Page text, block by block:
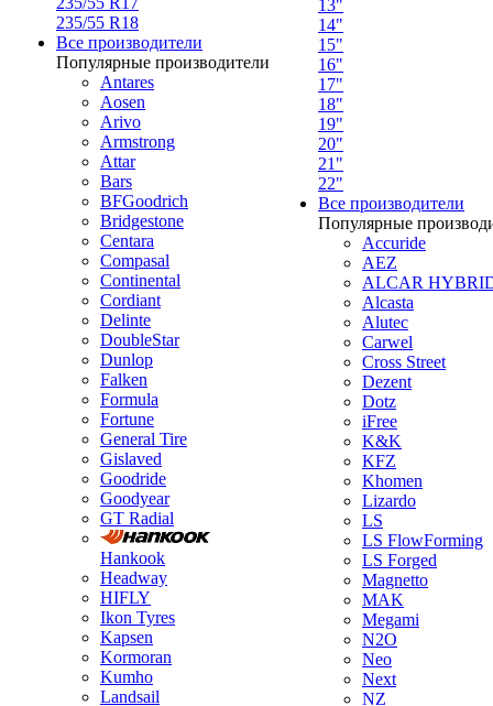
235/55 R18
Все производители
Популярные производители
Antares
Aosen
Arivo
Armstrong
Attar
Bars
BFGoodrich
Bridgestone
Centara
Compasal
Continental
Cordiant
Delinte
DoubleStar
Dunlop
Falken
Formula
Fortune
General Tire
Gislaved
Goodride
Goodyear
GT Radial
Hankook
Headway
HIFLY
Ikon Tyres
Kapsen
Kormoran
Kumho
Landsail
13"
14"
15"
16"
17"
18"
19"
20"
21"
22"
Все производители
Популярные
Accuride
AEZ
ALCAR
Alcasta
Alutec
Carwel
Cross Street
Dezent
Dotz
iFree
K&K
KFZ
Khomen
Lizardo
LS
LS FlowForming
LS Forged
Magnetto
MAK
Megami
N2O
Neo
Next
NZ